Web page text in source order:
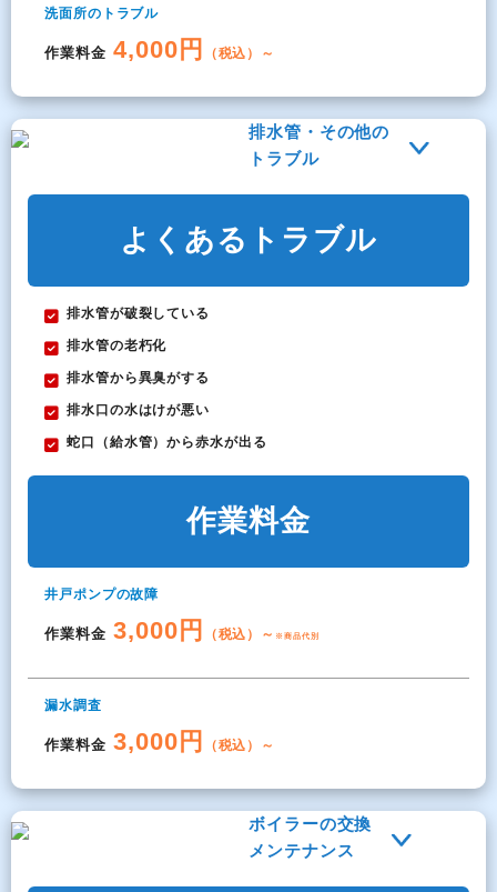
洗面所のトラブル
作業料金 4,000円 （税込）～
排水管・その他の
トラブル
よくあるトラブル
排水管が破裂している
排水管の老朽化
排水管から異臭がする
排水口の水はけが悪い
蛇口（給水管）から赤水が出る
作業料金
井戸ポンプの故障
作業料金 3,000円 （税込）～ ※商品代別
漏水調査
作業料金 3,000円 （税込）～
ボイラーの交換
メンテナンス